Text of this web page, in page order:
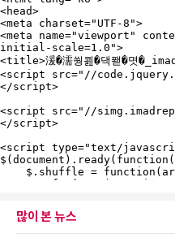
많이 본 뉴스